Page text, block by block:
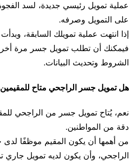
عملية تمويل رئيسي جديدة، لسد
على التمويل وصرفه.
إذا انتهت عملية تمويلك السابقة،
فيمكنك أن تطلب تمويل جسر مرة
الشروط وتحديث البيانات.
هل تمويل جسر الراجحي متاح
نعم، يُتاح تمويل جسر من الراجحي
دقة من المواطنين.
من أهمها أن يكون المقيم موظفًا
الراجحي، وأن يكون لديه تمويل جاري